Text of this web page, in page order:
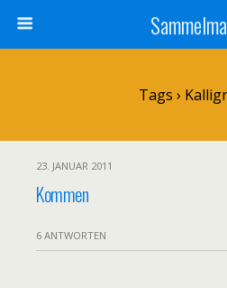
Tags ›
23. JANUAR 2011
Kommen
6 ANTWORTEN